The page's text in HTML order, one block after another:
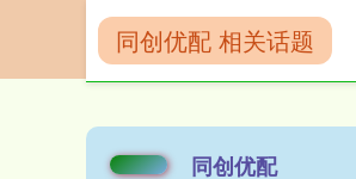
同创优配
同创优配 相关话题